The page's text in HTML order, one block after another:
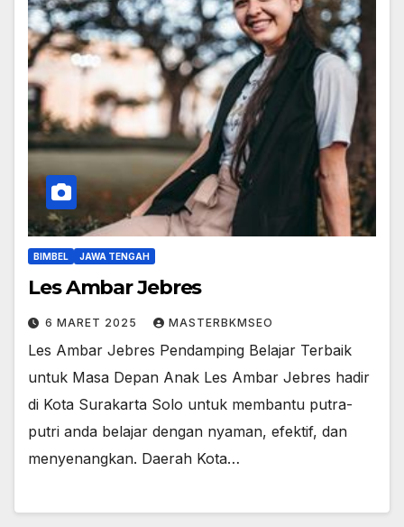
BIMBEL JAWA TENGAH
Les Ambar Jebres
6 MARET 2025 MASTERBKMSEO
Les Ambar Jebres Pendamping Belajar Terbaik
untuk Masa Depan Anak Les Ambar Jebres hadir
di Kota Surakarta Solo untuk membantu putra-
putri anda belajar dengan nyaman, efektif, dan
menyenangkan. Daerah Kota…